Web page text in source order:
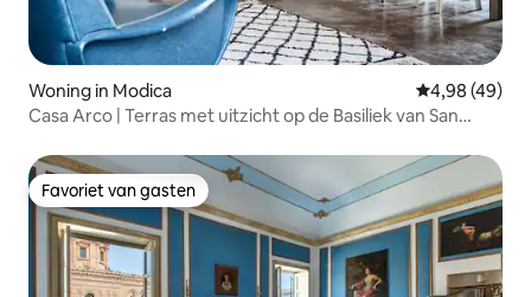
Woning in Modica Gemiddelde
4,98 (49)
Casa Arco | Terras met uitzicht op de Basiliek van San
Favoriet van gasten
Favoriet van gasten